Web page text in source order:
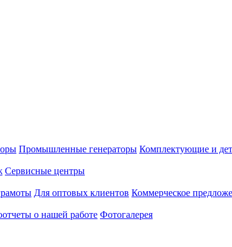
Промышленные генераторы Комплектующие и
Сервисные центры
Для оптовых клиентов Коммерческое
о нашей работе Фотогалерея